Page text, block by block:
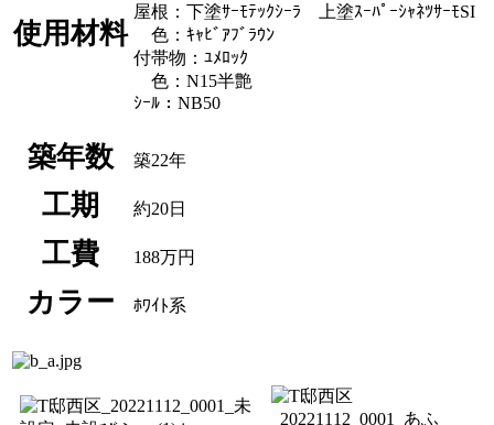
使用材料
屋根：下塗ｻｰﾓﾃｯｸｼｰﾗ 上塗ｽｰﾊﾟｰｼｬﾈﾂｻｰﾓSI
色：ｷｬﾋﾞｱﾌﾞﾗｳﾝ
付帯物：ﾕﾒﾛｯｸ
色：N15半艶
ｼｰﾙ：NB50
築年数 築22年
工期 約20日
工費 188万円
カラー ﾎﾜｲﾄ系